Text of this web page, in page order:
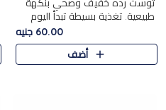
توست رده خفيف وصحي بنكهة
طبيعية. تغذية بسيطة تبدأ اليوم
60.00 جنيه
أضف